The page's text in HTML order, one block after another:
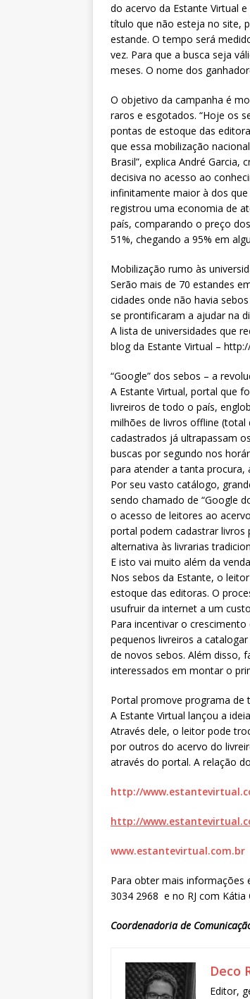
do acervo da Estante Virtual
título que não esteja no site,
estande. O tempo será
vez. Para que a busca seja
meses. O nome dos
O objetivo da campanha é
raros e esgotados. “Hoje os
pontas de estoque das
que essa mobilização
Brasil”, explica André
decisiva no acesso ao
infinitamente maior à dos
registrou uma economia de
país, comparando o preço
51%, chegando a 95% em
Mobilização rumo às
Serão mais de 70 estandes
cidades onde não havia
se prontificaram a ajudar na
A lista de universidades que
blog da Estante Virtual –
“Google” dos sebos – a
A Estante Virtual, portal que
livreiros de todo o país,
milhões de livros offline (total
cadastrados já ultrapassam
buscas por segundo nos
para atender a tanta procura,
Por seu vasto catálogo,
sendo chamado de “Google
o acesso de leitores ao
portal podem cadastrar livros
alternativa às livrarias
E isto vai muito além da
Nos sebos da Estante, o
estoque das editoras. O
usufruir da internet a um
Para incentivar o
pequenos livreiros a
de novos sebos. Além disso,
interessados em montar o
Portal promove programa de
A Estante Virtual lançou a
Através dele, o leitor pode
por outros do acervo do
através do portal. A relação
http://
http://
www.estantevirtual.com.br
Para obter mais
3034 2968 e no RJ com Kátia
Coordenadoria de
Deco
Editor,